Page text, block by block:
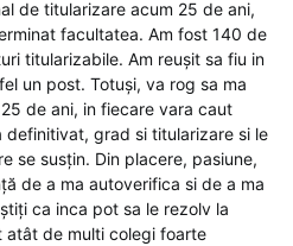
de titularizare acum 25 de ani,
facultatea. Am fost 140 de
titularizabile. Am reușit sa fiu in
un post. Totuși, va rog sa ma
de ani, in fiecare vara caut
definitivat, grad si titularizare si le
se susțin. Din placere, pasiune,
de a ma autoverifica si de a ma
ca inca pot sa le rezolv la
atât de multi colegi foarte